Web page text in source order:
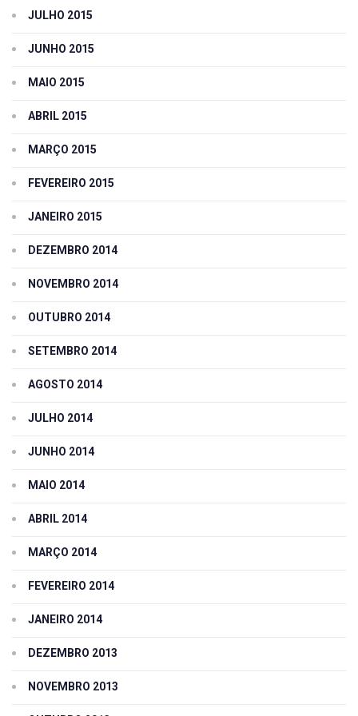
JULHO 2015
JUNHO 2015
MAIO 2015
ABRIL 2015
MARÇO 2015
FEVEREIRO 2015
JANEIRO 2015
DEZEMBRO 2014
NOVEMBRO 2014
OUTUBRO 2014
SETEMBRO 2014
AGOSTO 2014
JULHO 2014
JUNHO 2014
MAIO 2014
ABRIL 2014
MARÇO 2014
FEVEREIRO 2014
JANEIRO 2014
DEZEMBRO 2013
NOVEMBRO 2013